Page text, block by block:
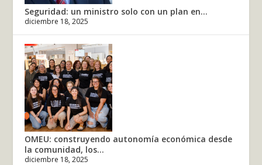
Seguridad: un ministro solo con un plan en...
diciembre 18, 2025
OMEU: construyendo autonomía económica desde
la comunidad, los...
diciembre 18, 2025